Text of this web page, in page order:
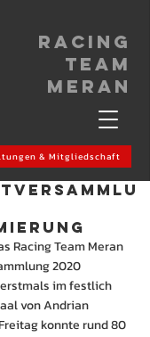
Racing
Team
meran
& Mitgliedschaft
Racing Team Meran
2020
im festlich
von Andrian
konnte rund 80